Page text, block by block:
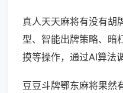
真人天天麻将有没有胡
型、智能出牌策略、暗
摸等操作，通过AI算法
豆豆斗牌鄂东麻将果然